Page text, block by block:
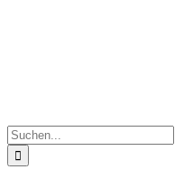
Suche
nach: